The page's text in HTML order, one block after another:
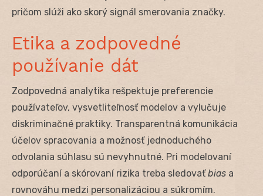
pričom slúži ako skorý signál smerovania značky.
Etika a zodpovedné
používanie dát
Zodpovedná analytika rešpektuje preferencie
používateľov, vysvetliteľnosť modelov a vylučuje
diskriminačné praktiky. Transparentná komunikácia
účelov spracovania a možnosť jednoduchého
odvolania súhlasu sú nevyhnutné. Pri modelovaní
odporúčaní a skórovaní rizika treba sledovaťbias a
rovnováhu medzi personalizáciou a súkromím.